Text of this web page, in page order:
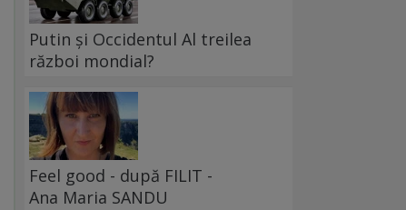
Putin și Occidentul Al treilea
război mondial?
Feel good - după FILIT -
Ana Maria SANDU